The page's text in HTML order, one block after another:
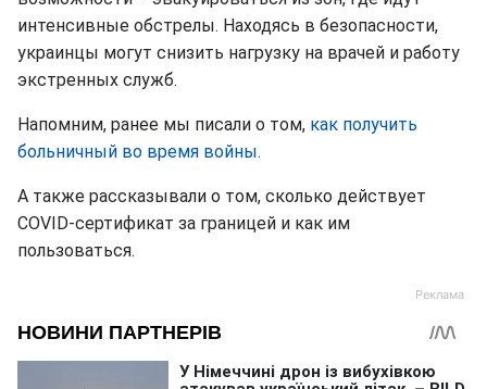
интенсивные обстрелы. Находясь в безопасности,
украинцы могут снизить нагрузку на врачей и работу
экстренных служб.
Напомним, ранее мы писали о том, как получить
больничный во время войны.
А также рассказывали о том, сколько действует
COVID-сертификат за границей и как им
пользоваться.